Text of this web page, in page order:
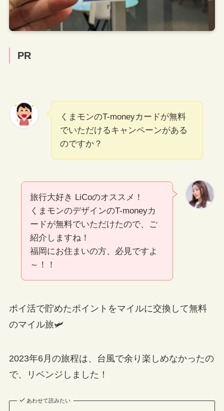
PR
くまモンのT-moneyカードが無料
でいただけるキャンペーンがある
のですか？
旅行大好き LiCoのオススメ！
くまモンのデザインのT-moneyカ
ードが無料でいただけたので、ご
紹介しますね！
福岡にお住まいの方、必見ですよ
～！！
ポイ活で貯めたポイントをマイルに交換して無料
のマイル旅🛩
2023年6月の旅程は、台風で余り楽しめなかったの
で、リベンジしました！
あわせて読みたい